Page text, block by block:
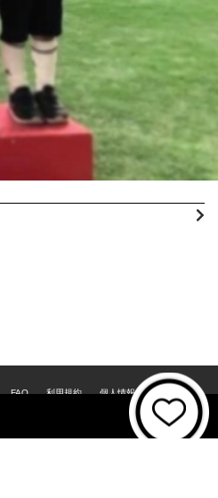
FAQ 利用規約
個人情報保護方針
特商法に基づく表記